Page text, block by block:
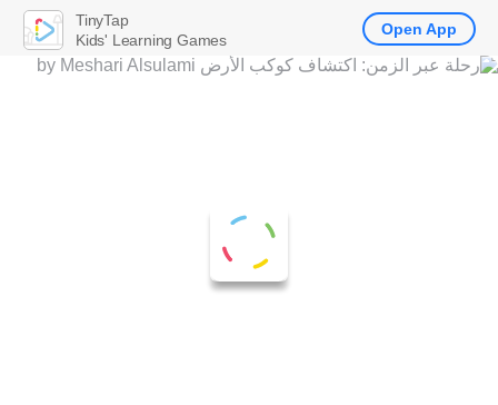
TinyTap
Kids' Learning Games
Open App